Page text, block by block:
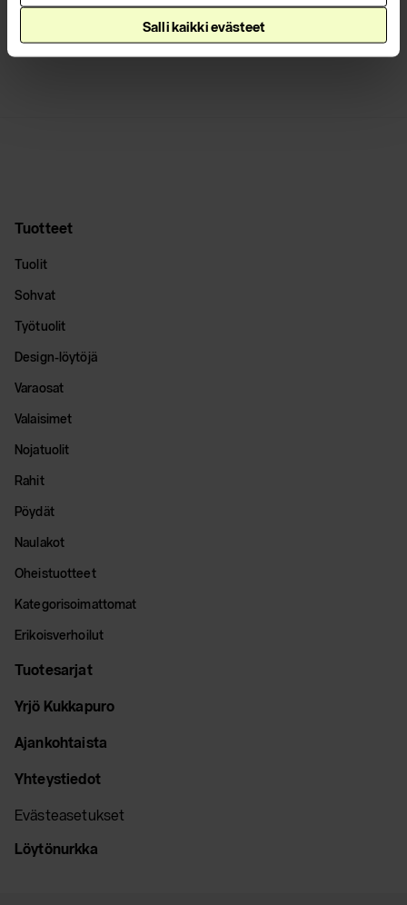
Salli kaikki evästeet
Kaikki ajankohtaiset
Tuotteet
Tuolit
Sohvat
Työtuolit
Design-löytöjä
Varaosat
Valaisimet
Nojatuolit
Rahit
Pöydät
Naulakot
Oheistuotteet
Kategorisoimattomat
Erikoisverhoilut
Tuotesarjat
Yrjö Kukkapuro
Ajankohtaista
Yhteystiedot
Evästeasetukset
Löytönurkka